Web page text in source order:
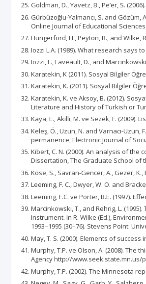
Goldman, D., Yavetz, B., Pe’er, S.
Gürbüzoğlu-Yalmancı, S. and
Online Journal of Educational
Hungerford, H., Peyton, R., and Wilke,
Iozzi L.A. (1989). What research says
Iozzi, L., Laveault, D., and
Karatekin, K (2011). Sosyal Bilgiler
Karatekin, K. (2011). Sosyal Bilgiler
Karatekin, K. ve Aksoy, B. (2012).
Literature and History of Turkish or
Kaya, E., Akıllı, M. ve Sezek, F.
Keleş, Ö., Uzun, N. and Varnacı-
permanence, Electronic Journal of
Kibert, C. N. (2000). An analysis of
Dissertation, The Graduate School of
Köse, S., Savran-Gencer, A., Gezer,
Leeming, F. C., Dwyer, W. O. and
Leeming, F.C. ve Porter, B.E. (1997).
Marcinkowski, T., and Rehrig, L.
Instrument. In R. Wilke (Ed.),
1993–1995 (30–76). Stevens Point:
May, T. S. (2000). Elements of
Murphy, T.P. ve Olson, A. (2008).
Agency http://www.seek.state.mn.us/
Murphy, T.P. (2002). The Minnesota